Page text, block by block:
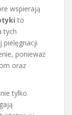
wspierają
to
tych
pielęgnacji
ponieważ
oraz
tylko